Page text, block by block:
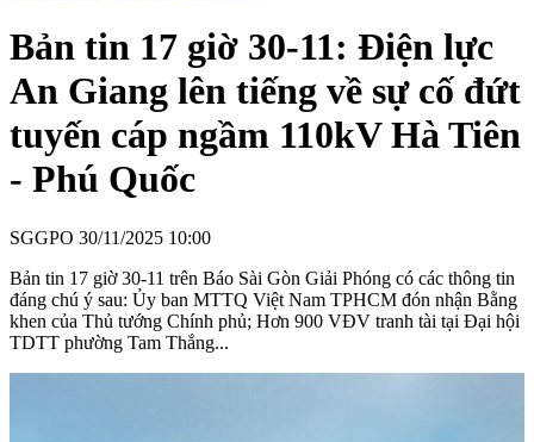
Bản tin 17 giờ 30-11: Điện lực
An Giang lên tiếng về sự cố đứt
tuyến cáp ngầm 110kV Hà Tiên
- Phú Quốc
SGGPO 30/11/2025 10:00
Bản tin 17 giờ 30-11 trên Báo Sài Gòn Giải Phóng có các thông tin
đáng chú ý sau: Ủy ban MTTQ Việt Nam TPHCM đón nhận Bằng
khen của Thủ tướng Chính phủ; Hơn 900 VĐV tranh tài tại Đại hội
TDTT phường Tam Thắng...